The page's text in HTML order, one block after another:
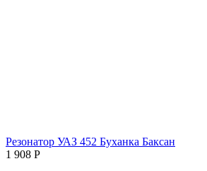
Резонатор УАЗ 452 Буханка Баксан
1 908 Р